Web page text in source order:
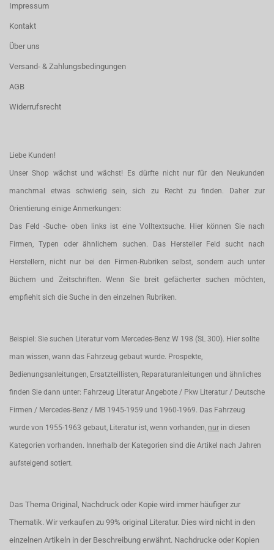
Impressum
Kontakt
Über uns
Versand- & Zahlungsbedingungen
AGB
Widerrufsrecht
Liebe Kunden!
Unser Shop wächst und wächst! Es dürfte nicht nur für den Neukunden
manchmal etwas schwierig sein, sich zu Recht zu finden. Daher zur
Orientierung einige Anmerkungen:
Das Feld -Suche- oben links ist eine Volltextsuche. Hier können Sie nach
Firmen, Typen oder ähnlichem suchen. Das Hersteller Feld sucht nach
Herstellern, nicht nur bei den Firmen-Rubriken selbst, sondern auch unter
Büchern und Zeitschriften. Wenn Sie breit gefächerter suchen möchten,
empfiehlt sich die Suche in den einzelnen Rubriken.
Beispiel: Sie suchen Literatur vom Mercedes-Benz W 198 (SL 300). Hier sollte
man wissen, wann das Fahrzeug gebaut wurde. Prospekte,
Bedienungsanleitungen, Ersatzteillisten, Reparaturanleitungen und ähnliches
finden Sie dann unter: Fahrzeug Literatur Angebote / Pkw Literatur / Deutsche
Firmen / Mercedes-Benz / MB 1945-1959 und 1960-1969. Das Fahrzeug
wurde von 1955-1963 gebaut, Literatur ist, wenn vorhanden, nur in diesen
Kategorien vorhanden. Innerhalb der Kategorien sind die Artikel nach Jahren
aufsteigend sotiert.
Das Thema Original, Nachdruck oder Kopie wird immer häufiger zur
Thematik. Wir verkaufen zu 99% original Literatur. Dies wird nicht in den
einzelnen Artikeln in der Beschreibung erwähnt. Nachdrucke oder Kopien